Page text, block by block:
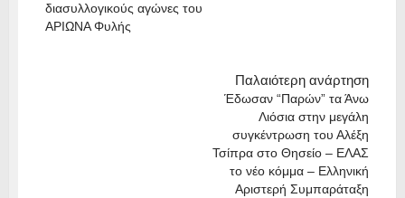
διασυλλογικούς αγώνες του
ΑΡΙΩΝΑ Φυλής
Παλαιότερη ανάρτηση
Έδωσαν “Παρών” τα Άνω
Λιόσια στην μεγάλη
συγκέντρωση του Αλέξη
Τσίπρα στο Θησείο – ΕΛΑΣ
το νέο κόμμα – Ελληνική
Αριστερή Συμπαράταξη